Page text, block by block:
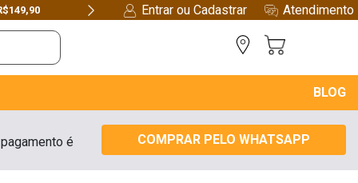
Next
Entrar ou Cadastrar Atendimento
BLOG
é COMPRAR PELO WHATSAPP